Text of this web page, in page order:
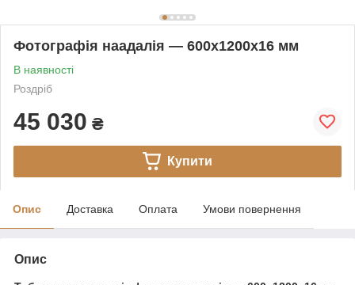
Фотографія наадалія — 600х1200х16 мм
В наявності
Роздріб
45 030 ₴
Купити
Опис Доставка Оплата Умови повернення
Опис